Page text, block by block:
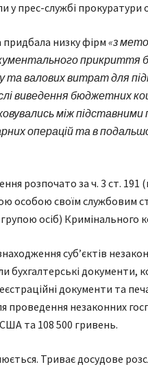
у прес-службі прокуратури
придбала низку фірм «з
прикриття
та валових витрат для
виведення бюджетних
між
операцій та в
розпочато за ч. 3 ст.
особою своїм службовим
осіб) Кримінального
суб’єктів
бухгалтерські документи,
документи та
проведення незаконних
США та 108 500 гривень.
Триває досудове